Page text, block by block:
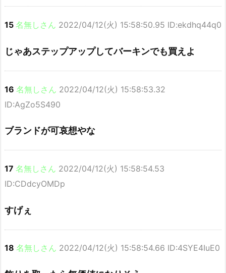
15 名無しさん 2022/04/12(火) 15:58:50.95 ID:ekdhq44q0
じゃあステップアップしてバーキンでも買えよ
16 名無しさん 2022/04/12(火) 15:58:53.32
ID:AgZo5S490
ブランドが可哀想やな
17 名無しさん 2022/04/12(火) 15:58:54.53
ID:CDdcyOMDp
すげぇ
18 名無しさん 2022/04/12(火) 15:58:54.66 ID:4SYE4IuE0